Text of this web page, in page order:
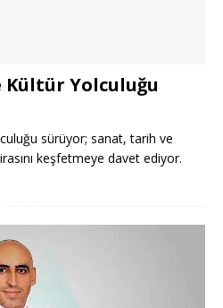
Kültür Yolculuğu
sürüyor; sanat, tarih ve
keşfetmeye davet ediyor.